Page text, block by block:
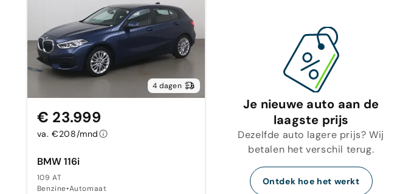
4 dagen
BMW 116i
109 AT
Benzine•Automaat
€ 23.999
va. €208/mnd
Je nieuwe auto aan de
laagste prijs
Dezelfde auto lagere prijs? Wij
betalen het verschil terug.
Ontdek hoe het werkt